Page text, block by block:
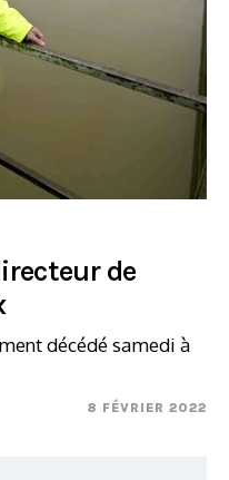
de
décédé samedi à
8 FÉVRIER 2022